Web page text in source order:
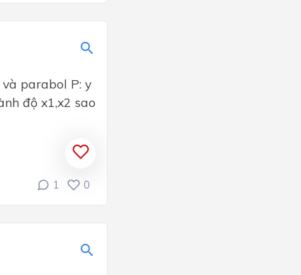
parabol P: y
độ x1,x2 sao
1 0